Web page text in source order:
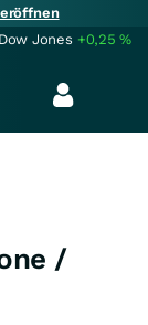
Dow Jones +0,25%
/